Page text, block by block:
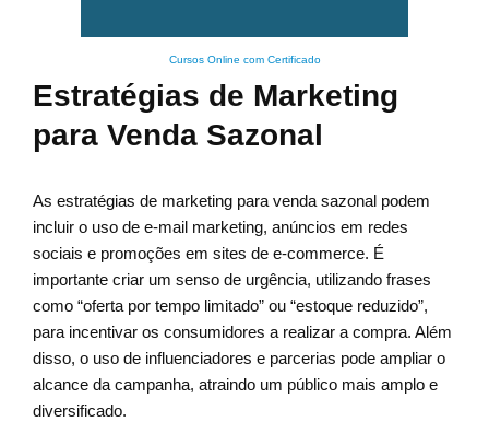
Cursos Online com Certificado
Estratégias de Marketing
para Venda Sazonal
As estratégias de marketing para venda sazonal podem
incluir o uso de e-mail marketing, anúncios em redes
sociais e promoções em sites de e-commerce. É
importante criar um senso de urgência, utilizando frases
como “oferta por tempo limitado” ou “estoque reduzido”,
para incentivar os consumidores a realizar a compra. Além
disso, o uso de influenciadores e parcerias pode ampliar o
alcance da campanha, atraindo um público mais amplo e
diversificado.